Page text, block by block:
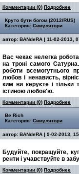
Комментарии (0) Подробнее
Круто бути богом (2012/RUS)
Категория: Симулятори
автор: BANdeRA | 11-02-2013,
Вас чекає нелегка
на троні самого
роботи всемогутнього
любов і ненависть,
ким ви керуєте і
істиною любов'ю.
Комментарии (0) Подробнее
Be Rich
Категория: Симулятори
автор: BANdeRA | 9-02-2013,
Будуйте, покращуйте,
ренти і учавствуйте в
Комментарии (0) Подробнее